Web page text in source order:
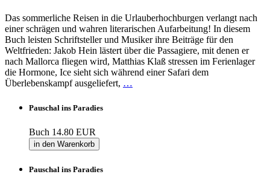
Das sommerliche Reisen in die Urlauberhochburgen verlangt nach
einer schrägen und wahren literarischen Aufarbeitung! In diesem
Buch leisten Schriftsteller und Musiker ihre Beiträge für den
Weltfrieden: Jakob Hein lästert über die Passagiere, mit denen er
nach Mallorca fliegen wird, Matthias Klaß stressen im Ferienlager
die Hormone, Ice sieht sich während einer Safari dem
Überlebenskampf ausgeliefert, …
Pauschal ins Paradies
Buch 14.80 EUR
in den Warenkorb
Pauschal ins Paradies